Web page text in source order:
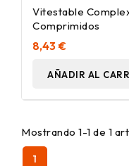
Vitestable
Comprimidos
8,43 €
AÑADIR AL
Mostrando 1-1 de 1
1